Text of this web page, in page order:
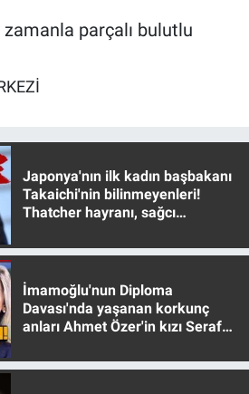
parçalı bulutlu
Japonya'nın ilk kadın başbakanı
Takaichi'nin bilinmeyenleri!
Thatcher hayranı, sağcı
İmamoğlu'nun Diploma
Davası'nda yaşanan korkunç
anları Ahmet Özer'in kızı Seraf